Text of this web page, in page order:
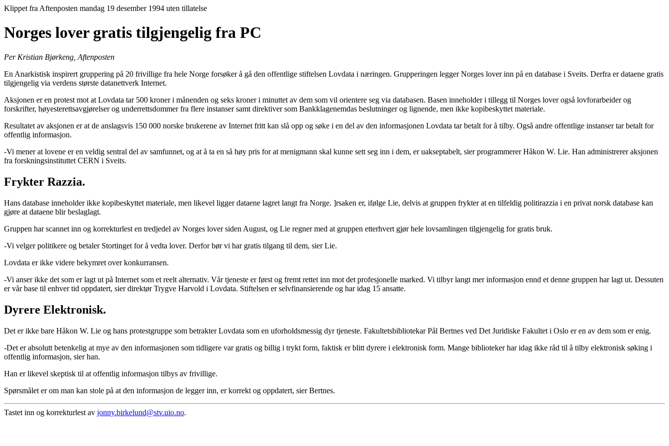
Klippet fra Aftenposten mandag 19 desember 1994 uten tillatelse
Norges lover gratis tilgjengelig fra PC
Per Kristian Bjørkeng, Aftenposten
En Anarkistisk inspirert gruppering på 20 frivillige fra hele Norge forsøker å gå den offentlige stiftelsen Lovdata i næringen. Grupperingen legger Norges lover inn på en database i Sveits. Derfra er dataene gratis
tilgjengelig via verdens største datanettverk Internet.
Aksjonen er en protest mot at Lovdata tar 500 kroner i månenden og seks kroner i minuttet av dem som vil orientere seg via databasen. Basen inneholder i tillegg til Norges lover også lovforarbeider og
forskrifter, høyesterettsavgjørelser og underrettsdommer fra flere instanser samt direktiver som Bankklagenemdas beslutninger og lignende, men ikke kopibeskyttet materiale.
Resultatet av aksjonen er at de anslagsvis 150 000 norske brukerene av Internet fritt kan slå opp og søke i en del av den informasjonen Lovdata tar betalt for å tilby. Også andre offentlige instanser tar betalt for
offentlig informasjon.
-Vi mener at lovene er en veldig sentral del av samfunnet, og at å ta en så høy pris for at menigmann skal kunne sett seg inn i dem, er uakseptabelt, sier programmerer Håkon W. Lie. Han administrerer aksjonen
fra forskningsinstituttet CERN i Sveits.
Frykter Razzia.
Hans database inneholder ikke kopibeskyttet materiale, men likevel ligger dataene lagret langt fra Norge. ]rsaken er, ifølge Lie, delvis at gruppen frykter at en tilfeldig politirazzia i en privat norsk database kan
gjøre at dataene blir beslaglagt.
Gruppen har scannet inn og korrekturlest en tredjedel av Norges lover siden August, og Lie regner med at gruppen etterhvert gjør hele lovsamlingen tilgjengelig for gratis bruk.
-Vi velger politikere og betaler Stortinget for å vedta lover. Derfor bør vi har gratis tilgang til dem, sier Lie.
Lovdata er ikke videre bekymret over konkurransen.
-Vi anser ikke det som er lagt ut på Internet som et reelt alternativ. Vår tjeneste er først og fremt rettet inn mot det profesjonelle marked. Vi tilbyr langt mer informasjon ennd et denne gruppen har lagt ut. Dessuten
er vår base til enhver tid oppdatert, sier direktør Trygve Harvold i Lovdata. Stiftelsen er selvfinansierende og har idag 15 ansatte.
Dyrere Elektronisk.
Det er ikke bare Håkon W. Lie og hans protestgruppe som betrakter Lovdata som en uforholdsmessig dyr tjeneste. Fakultetsbibliotekar Pål Bertnes ved Det Juridiske Fakultet i Oslo er en av dem som er enig.
-Det er absolutt betenkelig at mye av den informasjonen som tidligere var gratis og billig i trykt form, faktisk er blitt dyrere i elektronisk form. Mange biblioteker har idag ikke råd til å tilby elektronisk søking i
offentlig informasjon, sier han.
Han er likevel skeptisk til at offentlig informasjon tilbys av frivillige.
Spørsmålet er om man kan stole på at den informasjon de legger inn, er korrekt og oppdatert, sier Bertnes.
Tastet inn og korrekturlest av jonny.birkelund@stv.uio.no.